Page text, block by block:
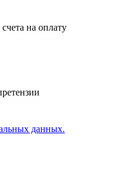
на оплату
данных.